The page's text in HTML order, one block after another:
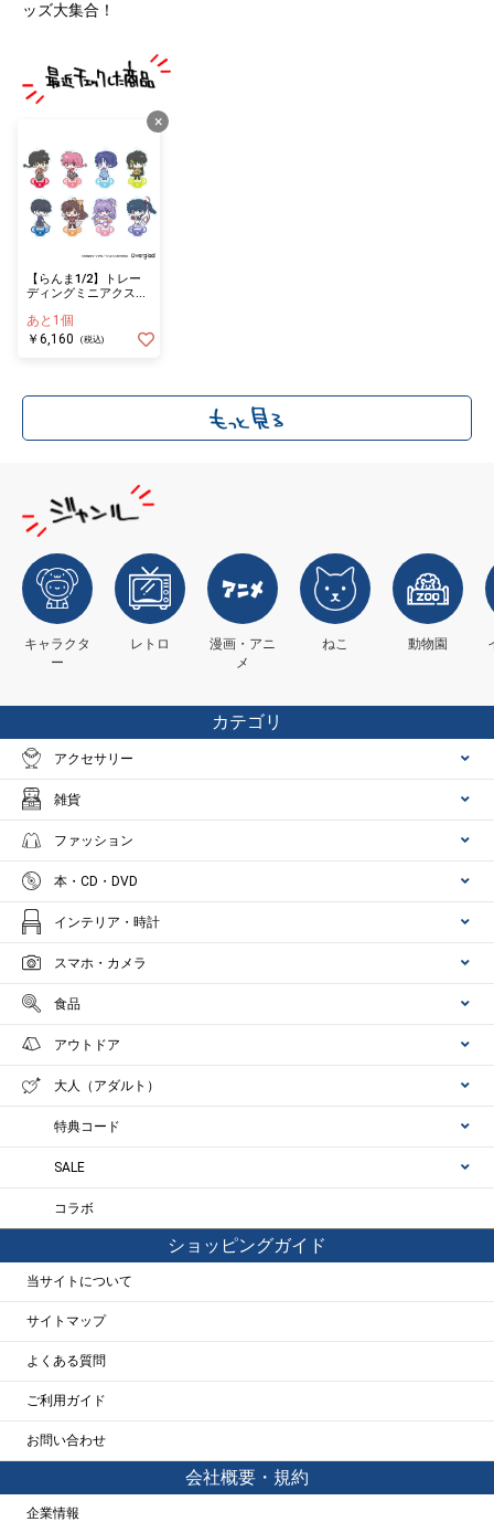
ッズ大集合！
×
【らんま1/2】トレー
ディングミニアクスタ
（1BOX8種）
あと1個
￥6,160
(税込)
キャラクタ
ー
レトロ
漫画・アニ
メ
ねこ 動物園
カテゴリ
アクセサリー
雑貨
ファッション
本・CD・DVD
インテリア・時計
スマホ・カメラ
食品
アウトドア
大人（アダルト）
特典コード
SALE
コラボ
ショッピングガイド
当サイトについて
サイトマップ
よくある質問
ご利用ガイド
お問い合わせ
会社概要・規約
企業情報